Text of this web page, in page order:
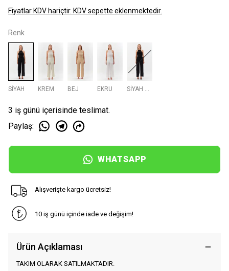
Fiyatlar KDV hariçtir. KDV sepette eklenmektedir.
Renk
SİYAH KREM BEJ EKRU SİYAH ÜST
3 iş günü içerisinde teslimat.
Paylaş:
WHATSAPP
Alışverişte kargo ücretsiz!
10 iş günü içinde iade ve değişim!
Ürün Açıklaması
TAKIM OLARAK SATILMAKTADIR.